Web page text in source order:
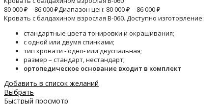
80 000₽ – 86 000₽Диапазон цен: 80 000 ₽ – 86 000 ₽
Кровать с балдахином взрослая B-060. Доступно изготовление:
стандартные цвета тонировки и окрашивания;
с одной или двумя спинками;
тип кровати - одно- или двуспальная;
размер – стандарт, нестандарт;
ортопедическое основание входит в комплект
Добавить в список желаний
Выбрать
Быстрый просмотр